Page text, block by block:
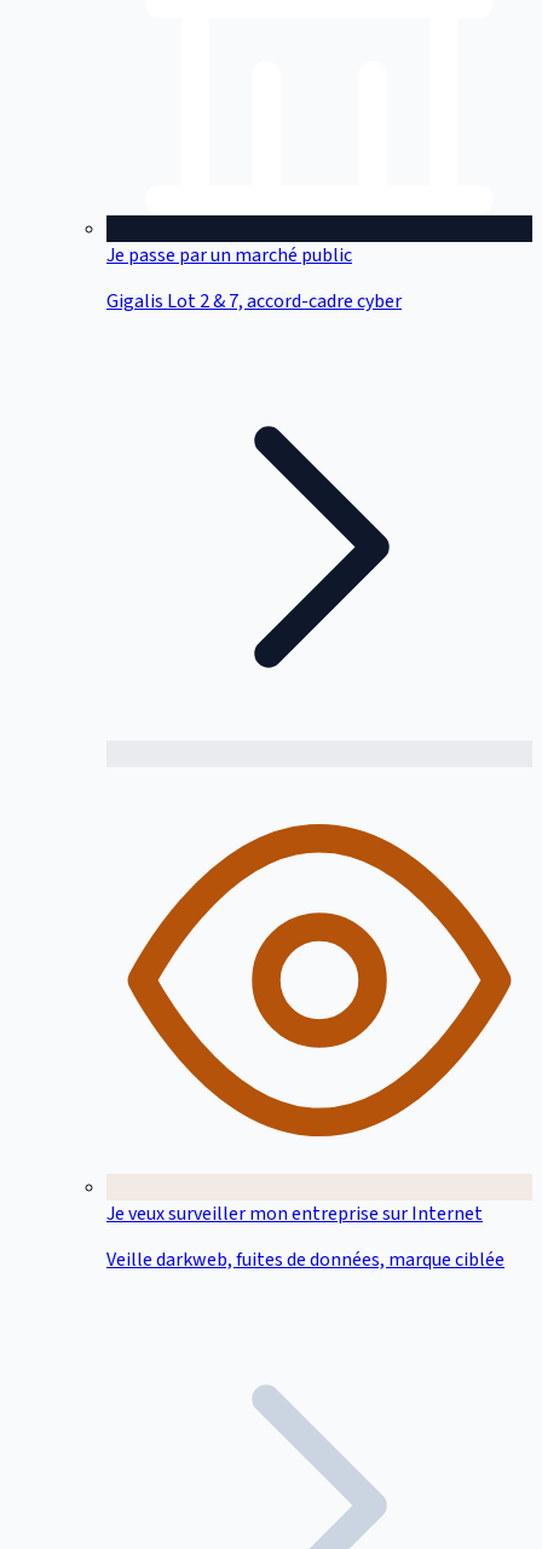
Je passe par un marché public
Gigalis Lot 2 & 7, accord-cadre cyber
Je veux surveiller mon entreprise sur Internet
Veille darkweb, fuites de données, marque ciblée